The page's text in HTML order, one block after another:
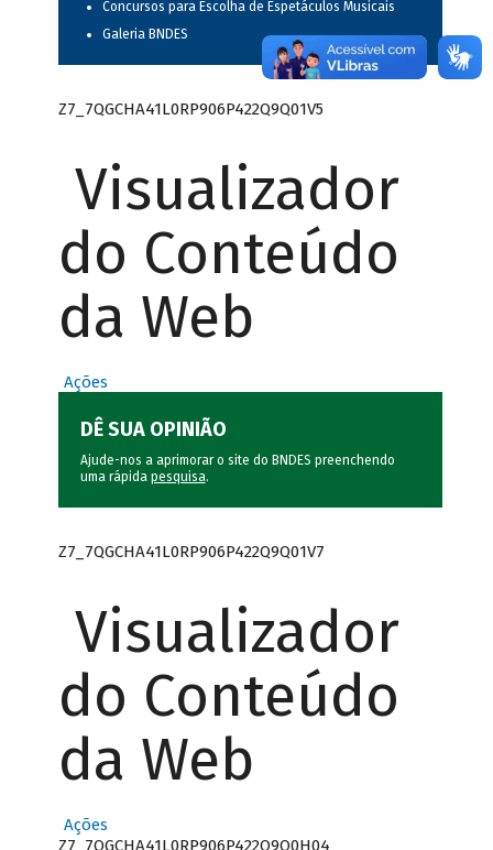
Concursos para Escolha de Espetáculos Musicais
Galeria BNDES
Z7_7QGCHA41L0RP906P422Q9Q01V5
Visualizador
do Conteúdo
da Web
Ações
DÊ SUA OPINIÃO
Ajude-nos a aprimorar o site do BNDES preenchendo
uma rápida pesquisa.
Z7_7QGCHA41L0RP906P422Q9Q01V7
Visualizador
do Conteúdo
da Web
Ações
Z7_7QGCHA41L0RP906P422Q9Q0H04